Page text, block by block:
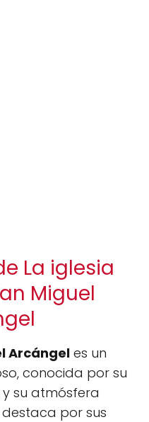
La iglesia
Miguel
Arcángel es un
conocida por su
su atmósfera
por sus